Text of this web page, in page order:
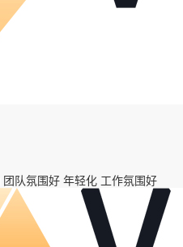
团队氛围好 年轻化 工作氛围好